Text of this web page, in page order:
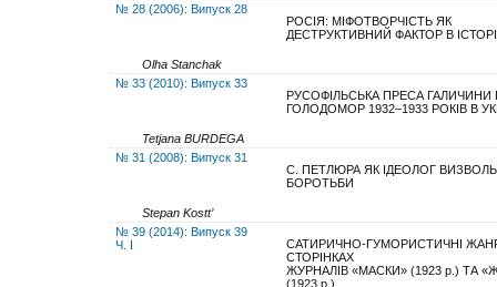
№ 28 (2006): Випуск 28
РОСІЯ: МІФОТВОРЧІСТЬ ЯК
ДЕСТРУКТИВНИЙ ФАКТОР В
Olha Stanchak
№ 33 (2010): Випуск 33
РУСОФІЛЬСЬКА ПРЕСА ГАЛИЧИНИ
ГОЛОДОМОР 1932–1933 РОКІВ В
Tetjana BURDEGA
№ 31 (2008): Випуск 31
С. ПЕТЛЮРА ЯК ІДЕОЛОГ
БОРОТЬБИ
Stepan Kostt’
№ 39 (2014): Випуск 39
Ч. І
САТИРИЧНО-ГУМОРИСТИЧНІ
СТОРІНКАХ
ЖУРНАЛІВ «МАСКИ» (1923 р.) ТА
(1923 р.)